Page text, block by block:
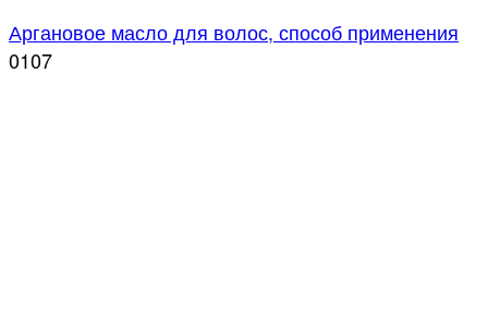
Аргановое масло для волос, способ применения
0107